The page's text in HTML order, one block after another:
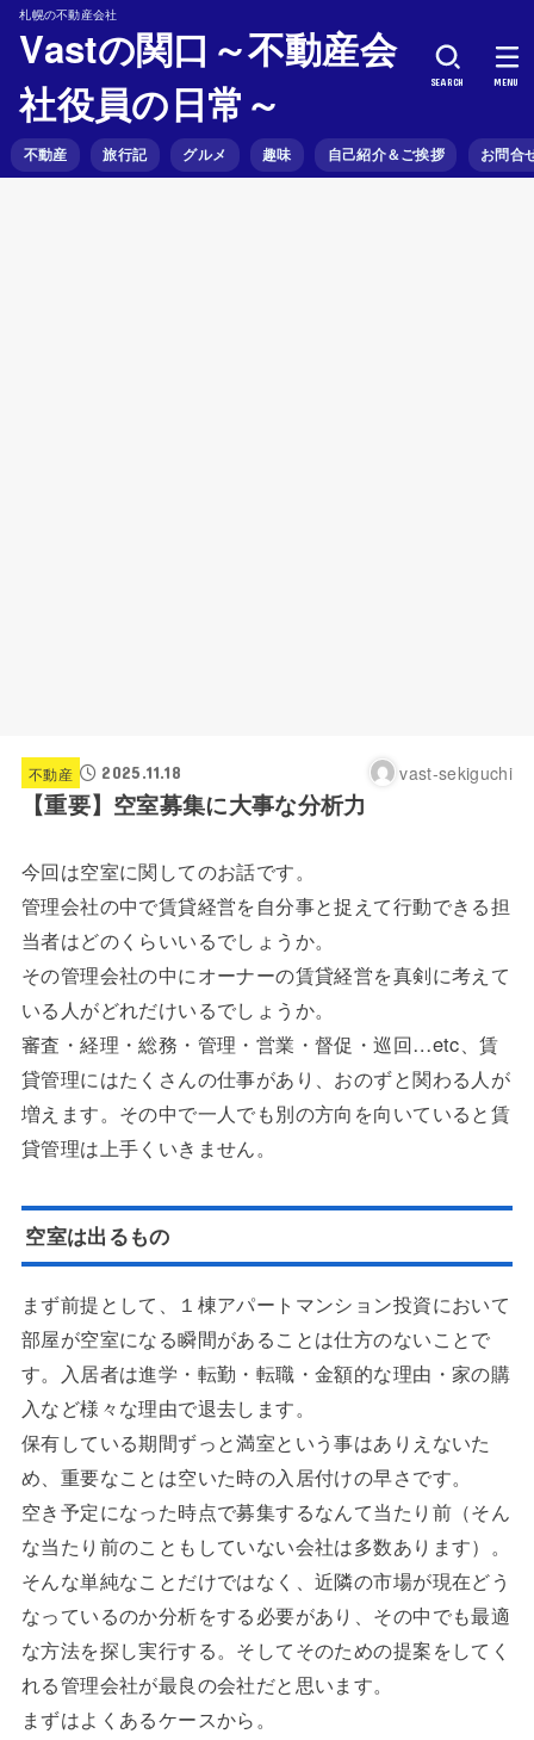
札幌の不動産会社
Vastの関口～不動産会
社役員の日常～
不動産 旅行記 グルメ 趣味 自己紹介＆ご挨拶 お問合
SEARCH MENU
不動産 2025.11.18 vast-sekiguchi
【重要】空室募集に大事な分析力
今回は空室に関してのお話です。
管理会社の中で賃貸経営を自分事と捉えて行動できる担
当者はどのくらいいるでしょうか。
その管理会社の中にオーナーの賃貸経営を真剣に考えて
いる人がどれだけいるでしょうか。
審査・経理・総務・管理・営業・督促・巡回…etc、賃
貸管理にはたくさんの仕事があり、おのずと関わる人が
増えます。その中で一人でも別の方向を向いていると賃
貸管理は上手くいきません。
空室は出るもの
まず前提として、１棟アパートマンション投資において
部屋が空室になる瞬間があることは仕方のないことで
す。入居者は進学・転勤・転職・金額的な理由・家の購
入など様々な理由で退去します。
保有している期間ずっと満室という事はありえないた
め、重要なことは空いた時の入居付けの早さです。
空き予定になった時点で募集するなんて当たり前（そん
な当たり前のこともしていない会社は多数あります）。
そんな単純なことだけではなく、近隣の市場が現在どう
なっているのか分析をする必要があり、その中でも最適
な方法を探し実行する。そしてそのための提案をしてく
れる管理会社が最良の会社だと思います。
まずはよくあるケースから。